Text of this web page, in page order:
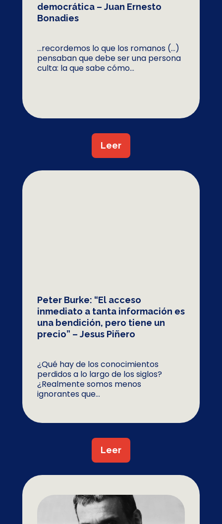
democrática – Juan Ernesto
Bonadies
…recordemos lo que los romanos (…)
pensaban que debe ser una persona
culta: la que sabe cómo...
Leer
Peter Burke: “El acceso
inmediato a tanta información es
una bendición, pero tiene un
precio” – Jesus Piñero
¿Qué hay de los conocimientos
perdidos a lo largo de los siglos?
¿Realmente somos menos
ignorantes que...
Leer